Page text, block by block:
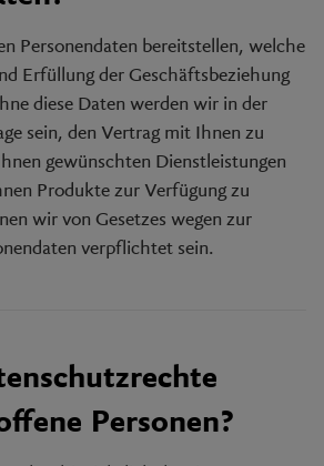
Personendaten bereitstellen, welche
Erfüllung der Geschäftsbeziehung
diese Daten werden wir in der
sein, den Vertrag mit Ihnen zu
gewünschten Dienstleistungen
Produkte zur Verfügung zu
wir von Gesetzes wegen zur
verpflichtet sein.
Personen?